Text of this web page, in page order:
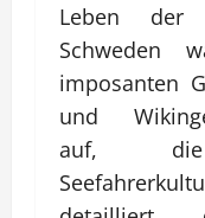
Leben der
Schweden
imposanten
und
auf,